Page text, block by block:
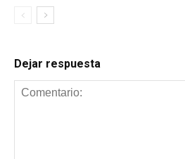
Dejar respuesta